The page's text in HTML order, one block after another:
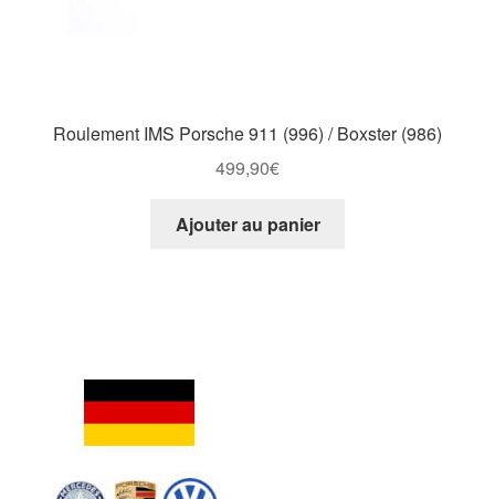
Roulement IMS Porsche 911 (996) / Boxster (986)
499,90€
Ajouter au panier